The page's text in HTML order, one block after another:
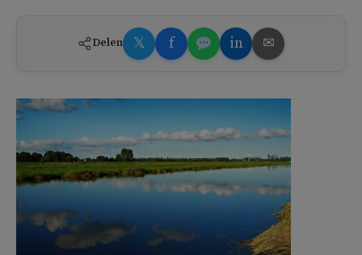
Delen 𝕏 f in ✉